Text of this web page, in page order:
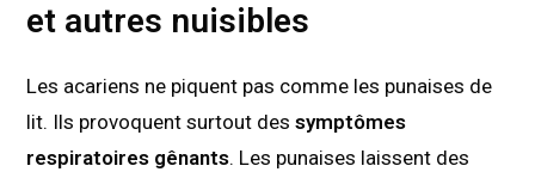
et autres nuisibles
Les acariens ne piquent pas comme les punaises de
lit. Ils provoquent surtout dessymptômes
respiratoires gênants. Les punaises laissent des